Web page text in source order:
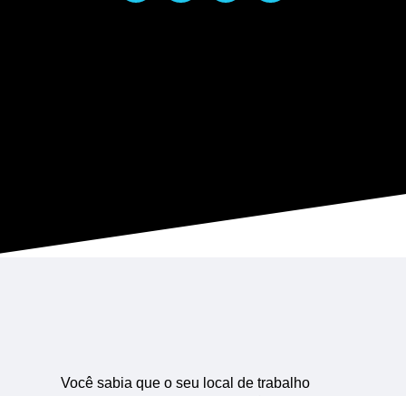
Você sabia que o seu local de trabalho